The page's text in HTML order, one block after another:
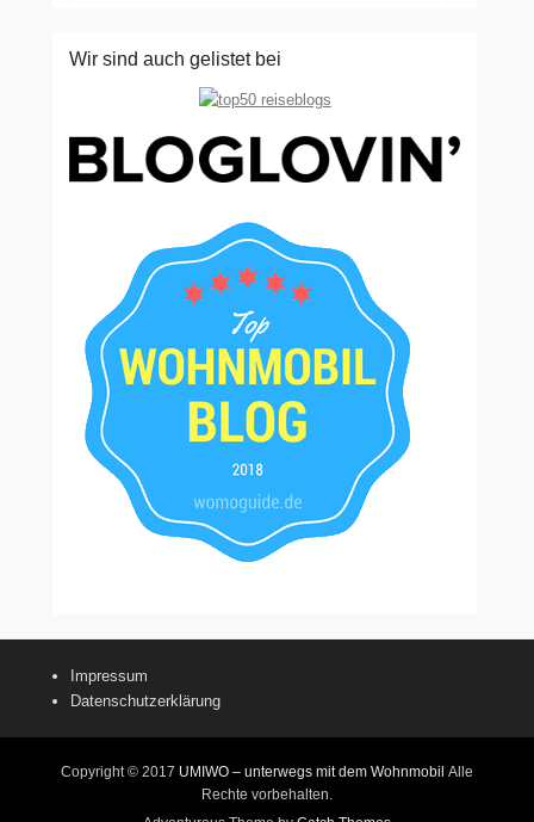
Wir sind auch gelistet bei
Impressum
Datenschutzerklärung
Copyright © 2017 UMIWO – unterwegs mit dem Wohnmobil Alle
Rechte vorbehalten.